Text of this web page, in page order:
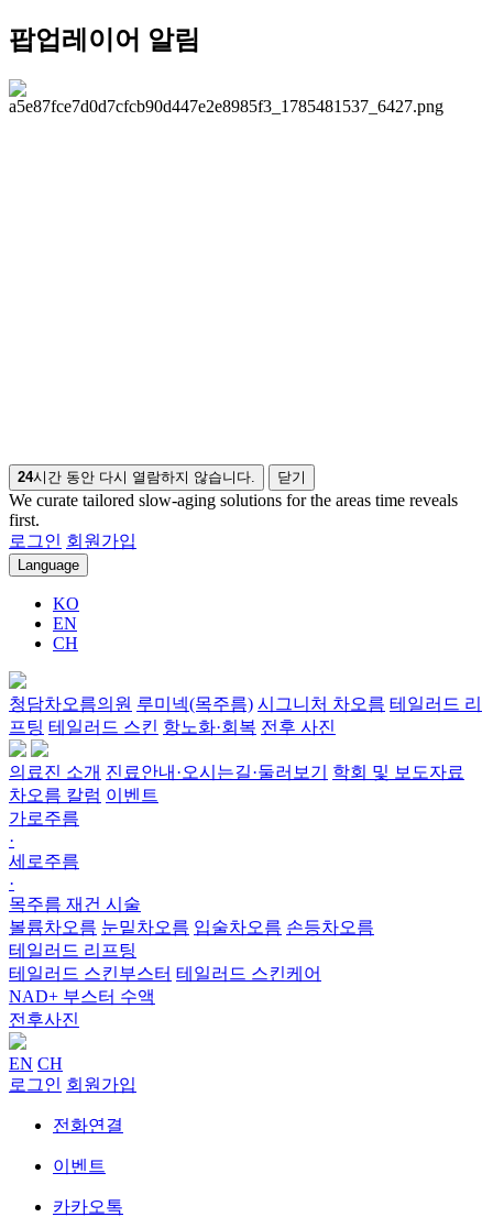
팝업레이어 알림
24시간 동안 다시 열람하지 않습니다. 닫기
We curate tailored slow-aging solutions for the areas time reveals
first.
로그인 회원가입
Language
KO
EN
CH
청담차오름의원 루미넥(목주름) 시그니처 차오름 테일러드 리
프팅 테일러드 스킨 항노화·회복 전후 사진
의료진 소개 진료안내·오시는길·둘러보기
학회 및 보도자료
차오름 칼럼 이벤트
가로주름
·
세로주름
·
목주름 재건 시술
볼륨차오름 눈밑차오름 입술차오름 손등차오름
테일러드 리프팅
테일러드 스킨부스터 테일러드 스킨케어
NAD+ 부스터 수액
전후사진
EN CH
로그인 회원가입
전화연결
이벤트
카카오톡